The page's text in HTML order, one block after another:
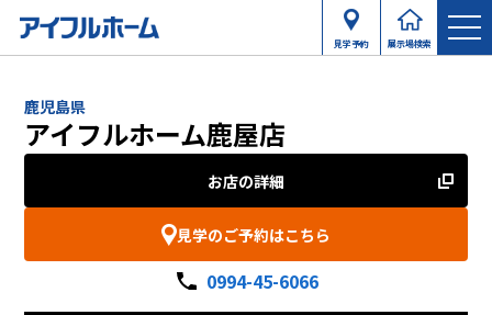
見学予約 展示場検索
鹿児島県
アイフルホーム鹿屋店
お店の詳細
見学のご予約はこちら
0994-45-6066